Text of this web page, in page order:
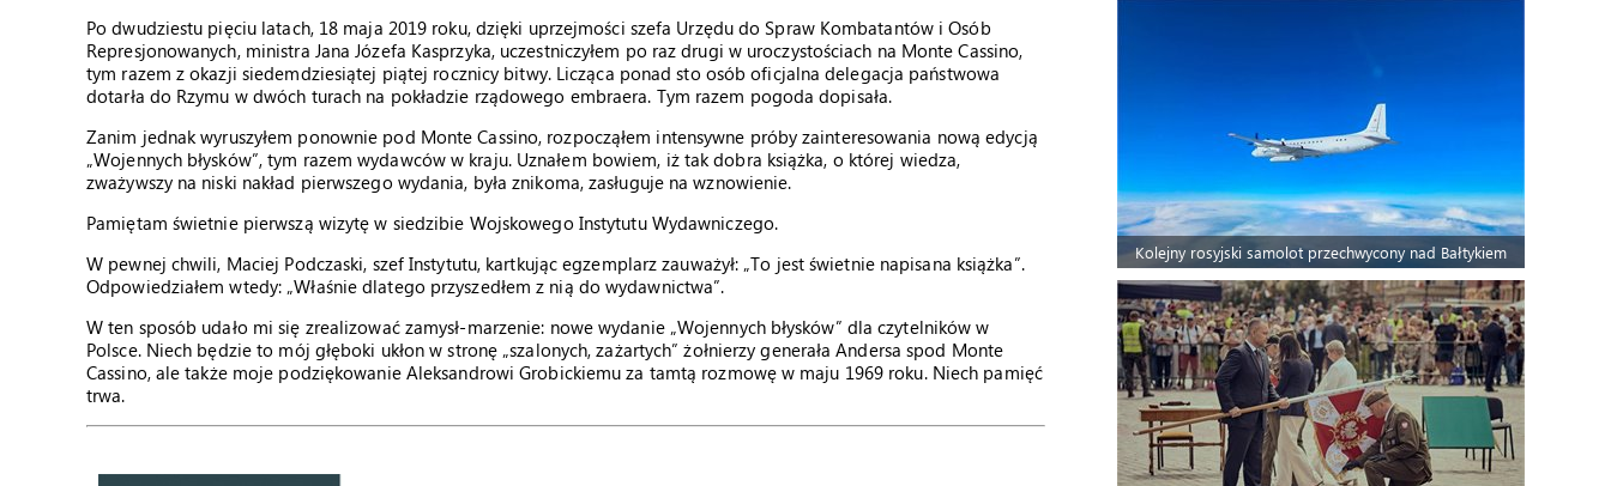
Po dwudziestu pięciu latach, 18 maja 2019 roku, dzięki uprzejmości szefa Urzędu do Spraw Kombatantów i Osób
Represjonowanych, ministra Jana Józefa Kasprzyka, uczestniczyłem po raz drugi w uroczystościach na Monte Cassino,
tym razem z okazji siedemdziesiątej piątej rocznicy bitwy. Licząca ponad sto osób oficjalna delegacja państwowa
dotarła do Rzymu w dwóch turach na pokładzie rządowego embraera. Tym razem pogoda dopisała.
Zanim jednak wyruszyłem ponownie pod Monte Cassino, rozpocząłem intensywne próby zainteresowania nową edycją
„Wojennych błysków”, tym razem wydawców w kraju. Uznałem bowiem, iż tak dobra książka, o której wiedza,
zważywszy na niski nakład pierwszego wydania, była znikoma, zasługuje na wznowienie.
Pamiętam świetnie pierwszą wizytę w siedzibie Wojskowego Instytutu Wydawniczego.
W pewnej chwili, Maciej Podczaski, szef Instytutu, kartkując egzemplarz zauważył: „To jest świetnie napisana książka”.
Odpowiedziałem wtedy: „Właśnie dlatego przyszedłem z nią do wydawnictwa”.
W ten sposób udało mi się zrealizować zamysł-marzenie: nowe wydanie „Wojennych błysków” dla czytelników w
Polsce. Niech będzie to mój głęboki ukłon w stronę „szalonych, zażartych” żołnierzy generała Andersa spod Monte
Cassino, ale także moje podziękowanie Aleksandrowi Grobickiemu za tamtą rozmowę w maju 1969 roku. Niech pamięć
trwa.
Kolejny rosyjski samolot przechwycony nad Bałtykiem